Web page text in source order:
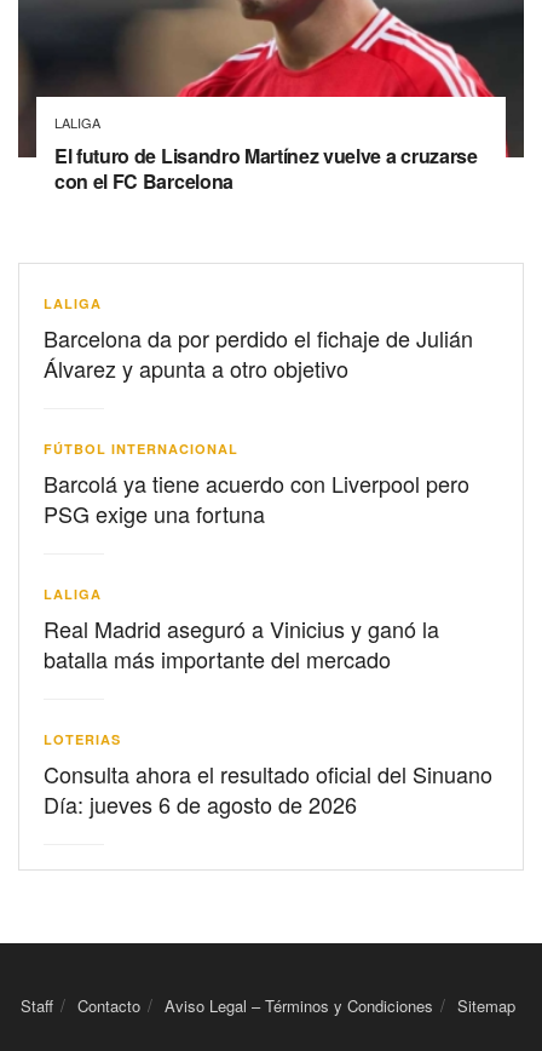
LALIGA
El futuro de Lisandro Martínez vuelve a cruzarse
con el FC Barcelona
LALIGA
Barcelona da por perdido el fichaje de Julián
Álvarez y apunta a otro objetivo
FÚTBOL INTERNACIONAL
Barcolá ya tiene acuerdo con Liverpool pero
PSG exige una fortuna
LALIGA
Real Madrid aseguró a Vinicius y ganó la
batalla más importante del mercado
LOTERIAS
Consulta ahora el resultado oficial del Sinuano
Día: jueves 6 de agosto de 2026
Staff Contacto Aviso Legal – Términos y Condiciones Sitemap